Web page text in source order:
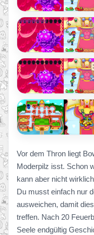
Vor dem Thron liegt
Moderpilz isst. Schon
kann aber nicht
Du musst einfach nur
ausweichen, damit
treffen. Nach 20
Seele endgültig